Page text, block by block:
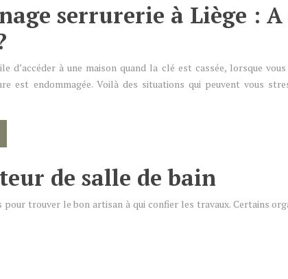
serrurerie à Liège :
d’accéder à une maison quand la clé est cassée, lorsque
est endommagée. Voilà des situations qui peuvent vous
de salle de bain
trouver le bon artisan à qui confier les travaux. Certains